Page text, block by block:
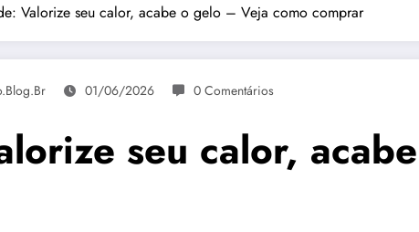
Valorize seu calor, acabe o gelo – Veja como comprar
01/06/2026 0 Comentários
seu calor,